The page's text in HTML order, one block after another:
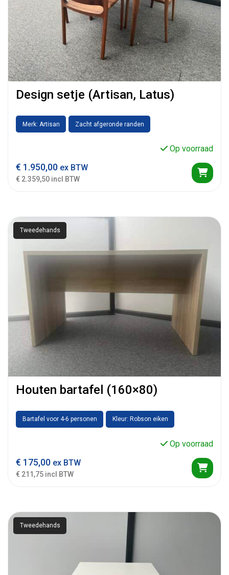
Design setje (Artisan, Latus)
Merk: Artisan Zacht afgeronde randen
Op voorraad
€ 1.950,00 ex BTW
€ 2.359,50 incl BTW
Tweedehands
Houten bartafel (160×80)
Bartafel voor 4-6 personen Kleur: Robson eiken
Op voorraad
€ 175,00 ex BTW
€ 211,75 incl BTW
Tweedehands